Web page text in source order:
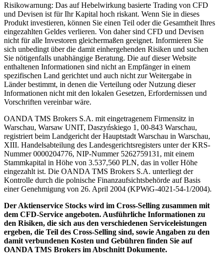
Risikowarnung: Das auf Hebelwirkung basierte Trading von CFD
und Devisen ist für Ihr Kapital hoch riskant. Wenn Sie in dieses
Produkt investieren, können Sie einen Teil oder die Gesamtheit Ihres
eingezahlten Geldes verlieren. Von daher sind CFD und Devisen
nicht für alle Investoren gleichermaßen geeignet. Informieren Sie
sich unbedingt über die damit einhergehenden Risiken und suchen
Sie nötigenfalls unabhängige Beratung. Die auf dieser Website
enthaltenen Informationen sind nicht an Empfänger in einem
spezifischen Land gerichtet und auch nicht zur Weitergabe in
Länder bestimmt, in denen die Verteilung oder Nutzung dieser
Informationen nicht mit den lokalen Gesetzen, Erfordernissen und
Vorschriften vereinbar wäre.
OANDA TMS Brokers S.A. mit eingetragenem Firmensitz in
Warschau, Warsaw UNIT, Daszyńskiego 1, 00-843 Warschau,
registriert beim Landgericht der Hauptstadt Warschau in Warschau,
XIII. Handelsabteilung des Landesgerichtsregisters unter der KRS-
Nummer 0000204776, NIP-Nummer 5262759131, mit einem
Stammkapital in Höhe von 3.537,560 PLN, das in voller Höhe
eingezahlt ist. Die OANDA TMS Brokers S.A. unterliegt der
Kontrolle durch die polnische Finanzaufsichtsbehörde auf Basis
einer Genehmigung von 26. April 2004 (KPWiG-4021-54-1/2004).
Der Aktienservice Stocks wird im Cross-Selling zusammen mit
dem CFD-Service angeboten. Ausführliche Informationen zu
den Risiken, die sich aus den verschiedenen Serviceleistungen
ergeben, die Teil des Cross-Selling sind, sowie Angaben zu den
damit verbundenen Kosten und Gebühren finden Sie auf
OANDA TMS Brokers im Abschnitt Dokumente.